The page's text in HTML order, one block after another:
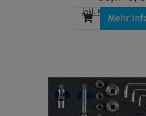
inkl. MwSt. , zzgl.
Mehr